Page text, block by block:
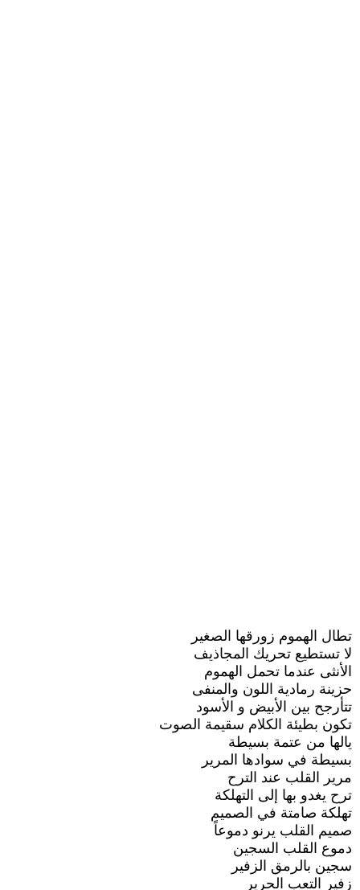
تطال الهموم زورقها الصغير
لا تستطيع تحريك المجاذيف
الأنثى عندما تحمل الهموم
حزينة رمادية اللون والمنفى
تتأرجح بين الأبيض و الأسود
تكون بطيئة الكلام سقيمة الصوت
يالها من عتمة بسيطة
بسيطة في سوادها المرير
مرير القلب عند الترح
ترح يغدو بها إلى التهلكة
تهلكة صامتة في الصميم
صميم القلب يرنو دموعاً
دموع القلب السجين
سجين بالرمق الزفير
زفير التعب الحرير